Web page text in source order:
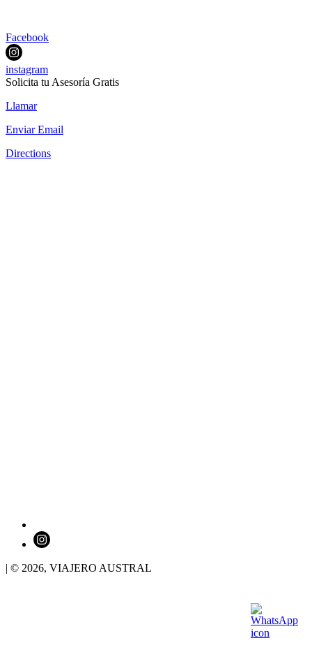
Facebook
instagram
Solicita tu Asesoría Gratis
Llamar
Enviar Email
Directions
| © 2026, VIAJERO AUSTRAL